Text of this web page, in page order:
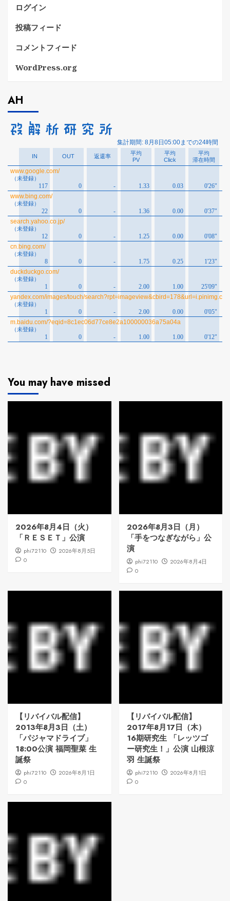
ログイン
投稿フィード
コメントフィード
WordPress.org
AH
You may have missed
2026年8月4日（火）
「ＲＥＳＥＴ」公演
phi72110
2026年8月5日
0
2026年8月3日（月）
「手をつなぎながら」公
演
phi72110
2026年8月4日
0
【リバイバル配信】
2013年8月3日（土）
「パジャマドライブ」
18:00公演 福岡聖菜 生
誕祭
phi72110
2026年8月1日
0
【リバイバル配信】
2017年8月17日（木）
16期研究生 「レッツゴ
ー研究生！」公演 山根涼
羽 生誕祭
phi72110
2026年8月1日
0